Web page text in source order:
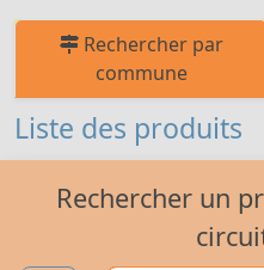
Rechercher par
commune
Liste des produits
Rechercher un